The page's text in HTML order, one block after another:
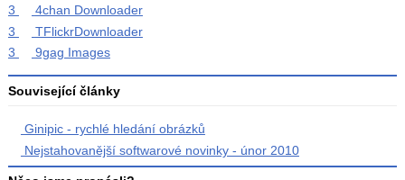
3
4chan Downloader
3
TFlickrDownloader
3
9gag Images
Související články
Ginipic - rychlé hledání obrázků
Nejstahovanější softwarové novinky - únor 2010